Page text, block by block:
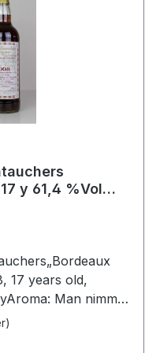
Maik im
y 61,4 %Vol
17 years old,
Man nimmt
Noten wahr.